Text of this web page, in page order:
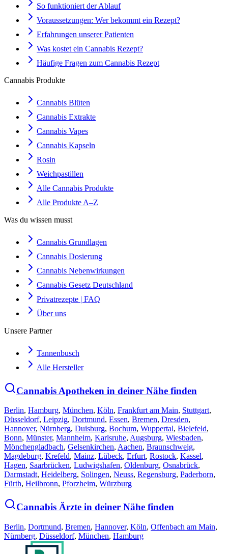
So funktioniert der Ablauf
Voraussetzungen: Wer bekommt ein Rezept?
Erfahrungen unserer Patienten
Was kostet ein Cannabis Rezept?
Häufige Fragen zum Cannabis Rezept
Cannabis Produkte
Cannabis Blüten
Cannabis Extrakte
Cannabis Vapes
Cannabis Kapseln
Rosin
Weichpastillen
Alle Cannabis Produkte
Alle Produkte A–Z
Was du wissen musst
Cannabis Grundlagen
Cannabis Dosierung
Cannabis Nebenwirkungen
Cannabis Gesetz Deutschland
Privatrezepte | FAQ
Über uns
Unsere Partner
Tannenbusch
Alle Hersteller
Cannabis Apotheken in deiner Nähe finden
Berlin, Hamburg, München, Köln, Frankfurt am Main, Stuttgart,
Düsseldorf, Leipzig, Dortmund, Essen, Bremen, Dresden,
Hannover, Nürnberg, Duisburg, Bochum, Wuppertal, Bielefeld,
Bonn, Münster, Mannheim, Karlsruhe, Augsburg, Wiesbaden,
Mönchengladbach, Gelsenkirchen, Aachen, Braunschweig,
Magdeburg, Krefeld, Mainz, Lübeck, Erfurt, Rostock, Kassel,
Hagen, Saarbrücken, Ludwigshafen, Oldenburg, Osnabrück,
Darmstadt, Heidelberg, Solingen, Neuss, Regensburg, Paderborn,
Fürth, Heilbronn, Pforzheim, Würzburg
Cannabis Ärzte in deiner Nähe finden
Berlin, Dortmund, Bremen, Hannover, Köln, Offenbach am Main,
Nürnberg, Düsseldorf, München, Hamburg